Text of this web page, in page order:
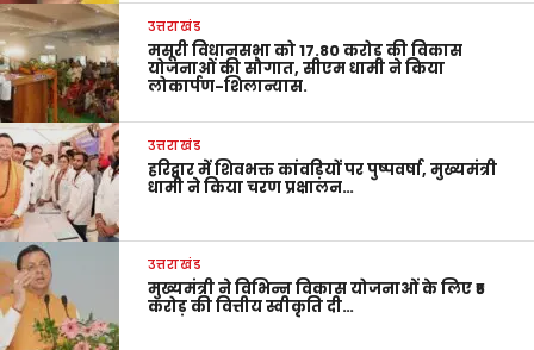
उत्तराखंड
मसूरी विधानसभा को 17.80 करोड़ की विकास
योजनाओं की सौगात, सीएम धामी ने किया
लोकार्पण-शिलान्यास.
उत्तराखंड
हरिद्वार में शिवभक्त कांवड़ियों पर पुष्पवर्षा, मुख्यमंत्री
धामी ने किया चरण प्रक्षालन…
उत्तराखंड
मुख्यमंत्री ने विभिन्न विकास योजनाओं के लिए ₹5
करोड़ की वित्तीय स्वीकृति दी…